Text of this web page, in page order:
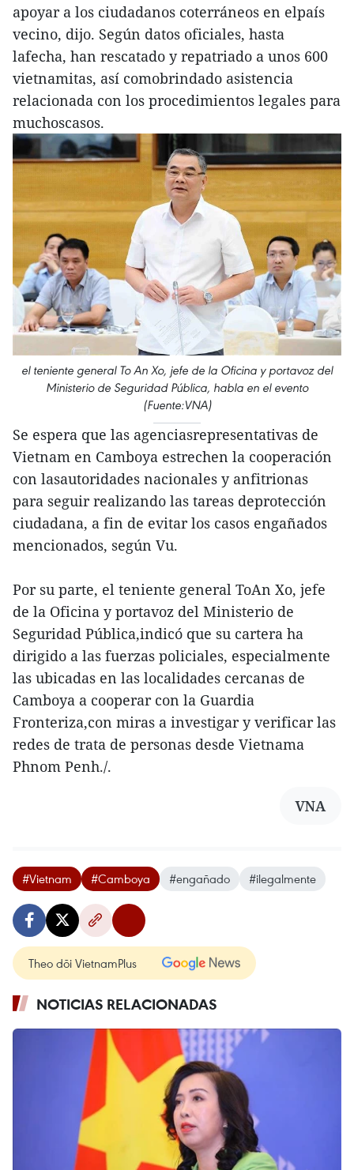
apoyar a los ciudadanos coterráneos en elpaís
vecino, dijo. Según datos oficiales, hasta
lafecha, han rescatado y repatriado a unos 600
vietnamitas, así comobrindado asistencia
relacionada con los procedimientos legales para
muchoscasos.
el teniente general To An Xo, jefe de la Oficina y portavoz del
Ministerio de Seguridad Pública, habla en el evento
(Fuente:VNA)
Se espera que las agenciasrepresentativas de
Vietnam en Camboya estrechen la cooperación
con lasautoridades nacionales y anfitrionas
para seguir realizando las tareas deprotección
ciudadana, a fin de evitar los casos engañados
mencionados, según Vu.
Por su parte, el teniente general ToAn Xo, jefe
de la Oficina y portavoz del Ministerio de
Seguridad Pública,indicó que su cartera ha
dirigido a las fuerzas policiales, especialmente
las ubicadas en las localidades cercanas de
Camboya a cooperar con la Guardia
Fronteriza,con miras a investigar y verificar las
redes de trata de personas desde Vietnama
Phnom Penh./.
VNA
#Vietnam #Camboya #engañado #ilegalmente
Theo dõi VietnamPlus
NOTICIAS RELACIONADAS